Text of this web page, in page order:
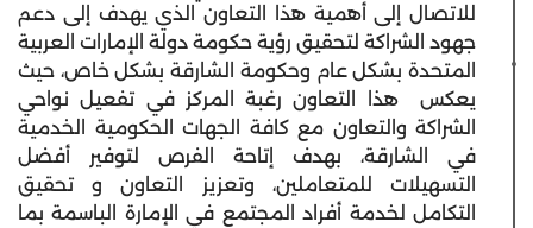
للاتصال إلى أهمية هذا التعاون الذي يهدف إلى دعم
جهود الشراكة لتحقيق رؤية حكومة دولة الإمارات العربية
المتحدة بشكل عام وحكومة الشارقة بشكل خاص، حيث
يعكس هذا التعاون رغبة المركز في تفعيل نواحي
الشراكة والتعاون مع كافة الجهات الحكومية الخدمية
في الشارقة، بهدف إتاحة الفرص لتوفير أفضل
التسهيلات للمتعاملين، وتعزيز التعاون و تحقيق
التكامل لخدمة أفراد المجتمع في الإمارة الباسمة بما